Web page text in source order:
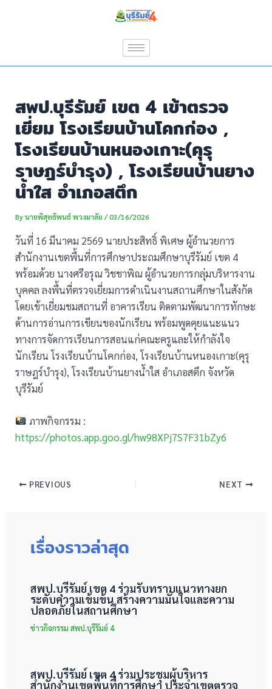
สพป.บุรีรัมย์ เขต 4 เข้าตรวจ
เยี่ยม โรงเรียนบ้านโคกก่อง ,
โรงเรียนบ้านหนองเกาะ(คุรุ
ราษฎร์บำรุง) , โรงเรียนบ้านยาง
น้ำใส อำเภอสตึก
Byนายพิสุทธิพนธ์ พวงมาลัย/03/16/2026
วันที่ 16 มีนาคม 2569 นายประสิทธิ์ พิเศษ ผู้อำนวยการ
สำนักงานเขตพื้นที่การศึกษาประถมศึกษาบุรีรัมย์ เขต 4
พร้อมด้วย นางศรีอรุณ วิชชาพิณ ผู้อำนวยการกลุ่มบริหารงาน
บุคคล ลงพื้นที่ตรวจเยี่ยมการดำเนินงานสถานศึกษาในสังกัด
โดยเข้าเยี่ยมชมสถานที่ อาคารเรียน ติดตามพัฒนาการทักษะ
ด้านการอ่านการเขียนของนักเรียน พร้อมพูดคุยแนะแนว
ทางการจัดการเรียนการสอนแก่คณะครูและให้กำลังใจ
นักเรียน โรงเรียนบ้านโคกก่อง, โรงเรียนบ้านหนองเกาะ(คุรุ
ราษฎร์บำรุง), โรงเรียนบ้านยางน้ำใส อำเภอสตึก จังหวัด
บุรีรัมย์
ภาพกิจกรรม :
https://photos.app.goo.gl/hw98XPj7S7F31bZy6
PREVIOUS NEXT
เรื่องราวล่าสุด
สพป.บุรีรัมย์ เขต 4 ร่วมรับทราบแนวทางยก
ระดับความเข้มข้น สร้างความมั่นใจและความ
ปลอดภัยในสถานศึกษา
ข่าวกิจกรรม สพป.บุรีรัมย์ 4
สพป.บุรีรัมย์ เขต 4 ร่วมประชุมผู้บริหาร
สำนักงานเขตพื้นที่การศึกษา ประจำเขตตรวจ